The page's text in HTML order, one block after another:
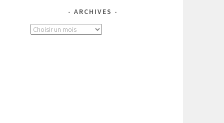
ARCHIVES
Archives